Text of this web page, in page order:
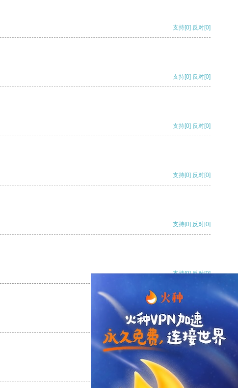
支持[0] 反对[0]
支持[0] 反对[0]
支持[0] 反对[0]
支持[0] 反对[0]
支持[0] 反对[0]
支持[0] 反对[0]
支持[0] 反对
支持